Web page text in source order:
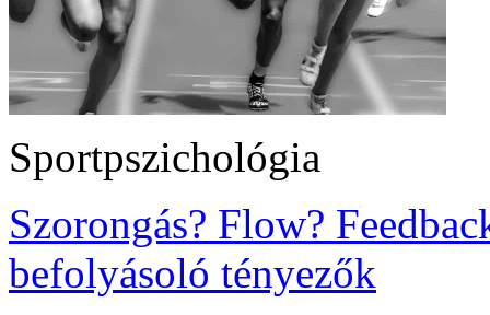
Sportpszichológia
Szorongás? Flow?
befolyásoló tényezők